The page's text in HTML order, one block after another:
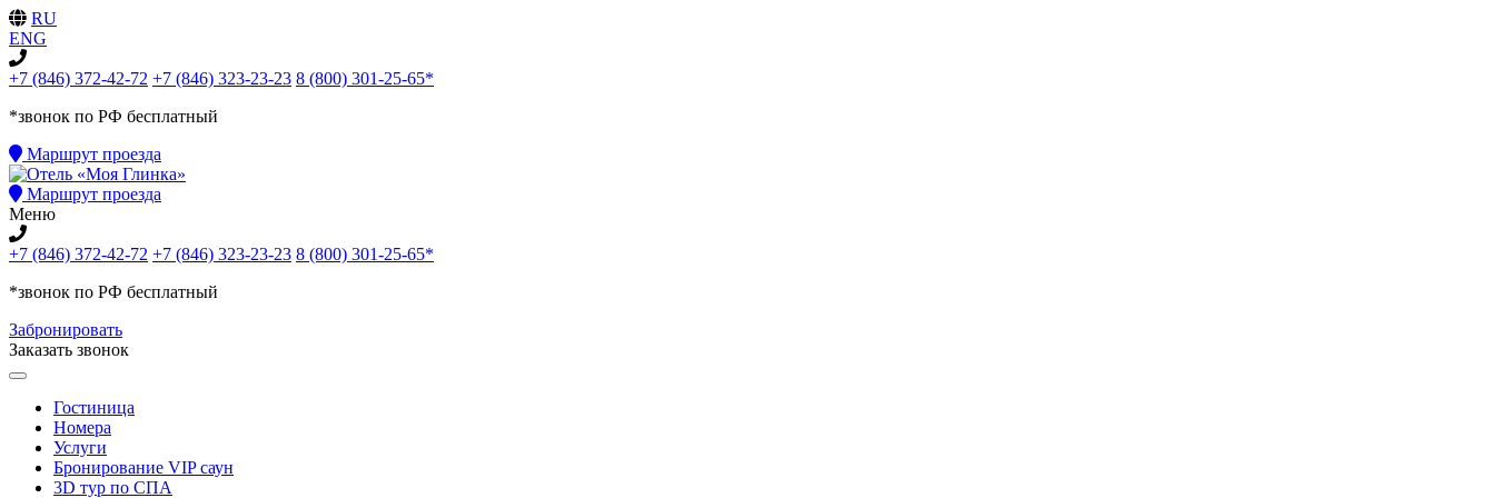
RU
ENG
+7 (846) 372-42-72 +7 (846) 323-23-23 8 (800) 301-25-65*
*звонок по РФ бесплатный
Маршрут проезда
Маршрут проезда
Меню
+7 (846) 372-42-72 +7 (846) 323-23-23 8 (800) 301-25-65*
*звонок по РФ бесплатный
Забронировать
Заказать звонок
Гостиница
Номера
Услуги
Бронирование VIP саун
3D тур по СПА